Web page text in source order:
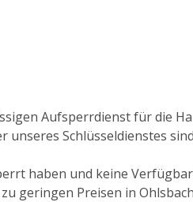
Aufsperrdienst für die
Schlüsseldienstes
haben und keine
geringen Preisen in